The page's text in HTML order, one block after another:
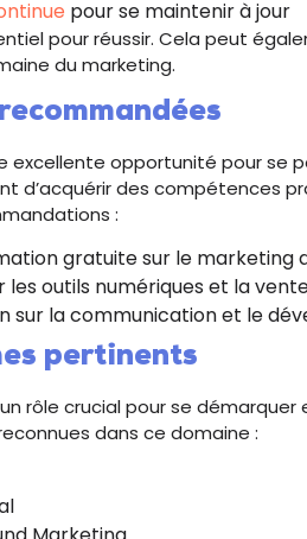
pour se maintenir à jour
pour réussir. Cela peut
du marketing.
excellente opportunité pour se
d’acquérir des compétences
:
gratuite sur le marketing
les outils numériques et la
sur la communication et le
pertinents
rôle crucial pour se
dans ce domaine :